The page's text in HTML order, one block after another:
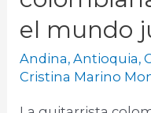
el mundo
Andina,Antioquia,
Cristina Marino